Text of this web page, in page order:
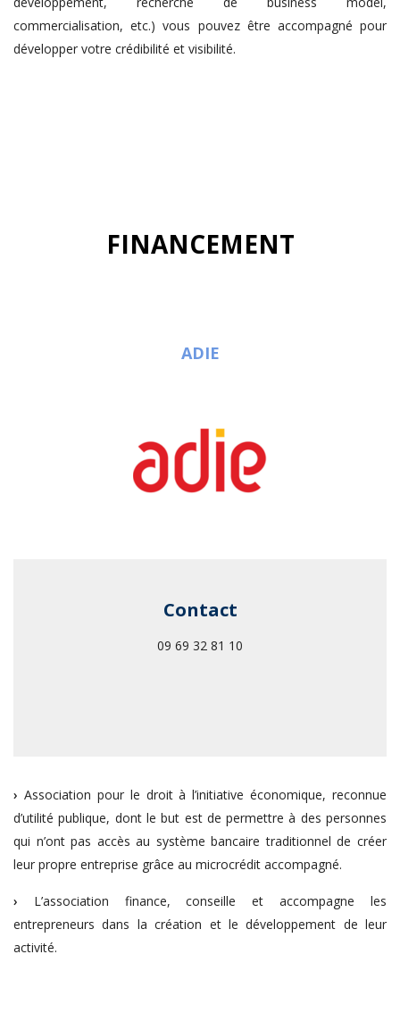
commercialisation, etc.) vous pouvez être accompagné pour
développer votre crédibilité et visibilité.
FINANCEMENT
ADIE
Contact
09 69 32 81 10
› Association pour le droit à l’initiative économique, reconnue
d’utilité publique, dont le but est de permettre à des personnes
qui n’ont pas accès au système bancaire traditionnel de créer
leur propre entreprise grâce au microcrédit accompagné.
› L’association finance, conseille et accompagne les
entrepreneurs dans la création et le développement de leur
activité.